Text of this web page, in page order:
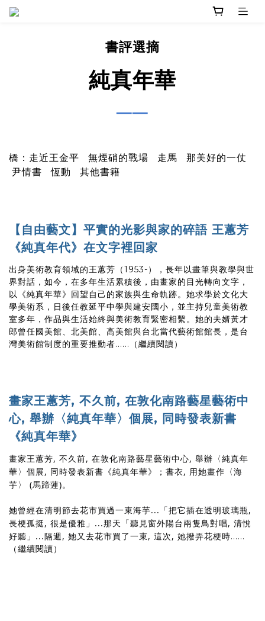
書評選摘
純真年華
──
橋：走近王金平 無煙硝的戰場 走馬
那美好的一仗
尹情書
恆動 其他書籍
【自由藝文】平實的光影與家的碎語 王蕙芳
《純真年代》在文字裡回家
出身美術教育領域的王蕙芳（1953-），長年以畫筆與教學與世
界對話，如今，在多年生活累積後，由畫家的目光轉向文字，
以《純真年華》回望自己的家族與生命軌跡。她求學於文化大
學美術系，日後任教延平中學與建安國小，並主持兒童美術教
室多年，作品與生活始終與美術教育緊密相繫。她的夫婿黃才
郎曾任國美館、北美館、高美館與台北當代藝術館館長，是台
灣美術館制度的重要推動者......（繼續閱讀）
畫家王蕙芳, 不久前, 在敦化南路藝星藝術中
心, 舉辦〈純真年華〉個展, 同時發表新書
《純真年華》
畫家王蕙芳, 不久前, 在敦化南路藝星藝術中心, 舉辦〈純真年
華〉個展, 同時發表新書《純真年華》；書衣, 用她畫作〈海
芋〉 (馬蹄蓮)。
她曾經在清明節去花市買過一束海芋...「把它插在透明玻璃瓶,
長梗孤挺, 很是優雅」...那天「聽見窗外陽台兩隻鳥對唱, 清悅
好聽」...隔週, 她又去花市買了一束, 這次, 她撥弄花梗時......
（繼續閱讀）